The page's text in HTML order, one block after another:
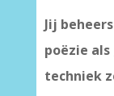
Jij
poëzie
techniek